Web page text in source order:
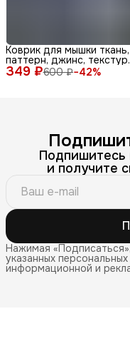
349 ₽600 ₽−42%
Коврик для мышки ткань,
паттерн, джинс,
синий, бел
Подпишитесь
и получите
Нажимая
указанных
информационной и